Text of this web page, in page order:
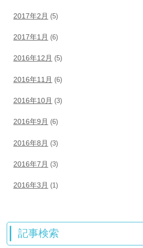
2017年2月 (5)
2017年1月 (6)
2016年12月 (5)
2016年11月 (6)
2016年10月 (3)
2016年9月 (6)
2016年8月 (3)
2016年7月 (3)
2016年3月 (1)
記事検索